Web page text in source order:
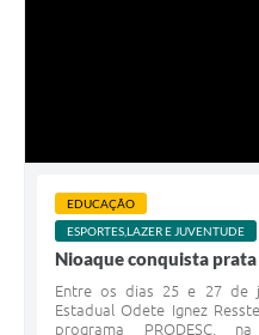
EDUCAÇÃO
ESPORTES,LAZER E JUVENTUDE
Nioaque conquista prata
Entre os dias 25 e 27 de
Estadual Odete Ignez
programa